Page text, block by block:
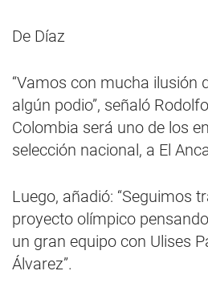
De Díaz
“Vamos con mucha ilusión
algún podio”, señaló
Colombia será uno de los
selección nacional, a El
Luego, añadió: “Seguimos
proyecto olímpico
un gran equipo con Ulises
Álvarez”.